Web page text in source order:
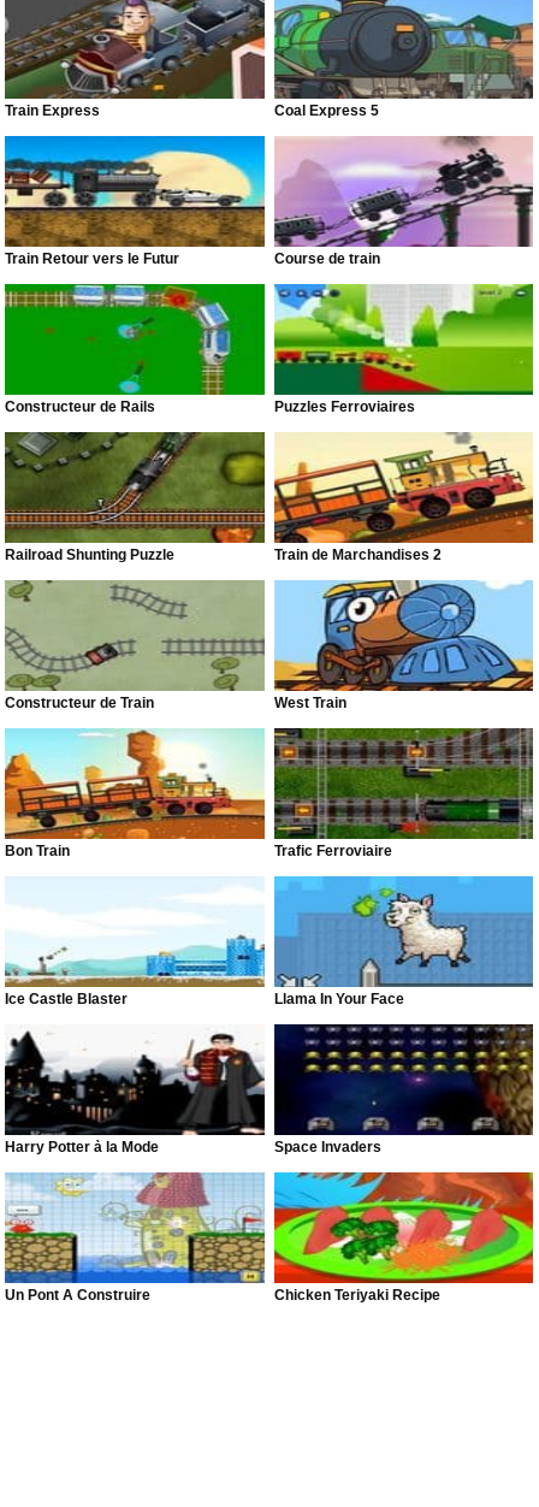
Train Express Coal Express 5
Train Retour vers le Futur Course de train
Constructeur de Rails Puzzles Ferroviaires
Railroad Shunting Puzzle Train de Marchandises 2
Constructeur de Train West Train
Bon Train Trafic Ferroviaire
Ice Castle Blaster Llama In Your Face
Harry Potter à la Mode Space Invaders
Un Pont À Construire Chicken Teriyaki Recipe